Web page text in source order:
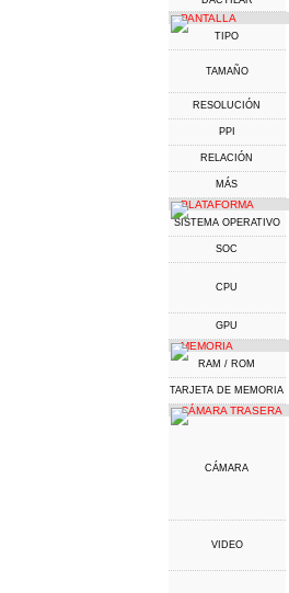
PANTALLA
TIPO
TAMAÑO
RESOLUCIÓN
PPI
RELACIÓN
MÁS
PLATAFORMA
SISTEMA OPERATIVO
SOC
CPU
GPU
MEMORIA
RAM / ROM
TARJETA DE MEMORIA
CÁMARA TRASERA
CÁMARA
VIDEO